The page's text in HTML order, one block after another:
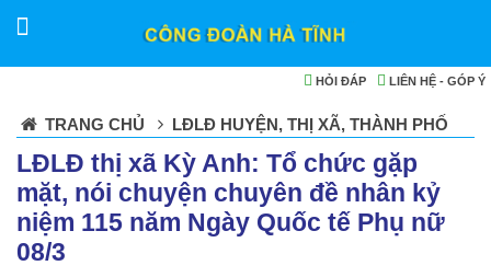
LIÊN HỆ - GÓP Ý
HỎI ĐÁP
TRANG CHỦ LĐLĐ HUYỆN, THỊ XÃ, THÀNH PHỐ
LĐLĐ thị xã Kỳ Anh: Tổ chức gặp
mặt, nói chuyện chuyên đề nhân kỷ
niệm 115 năm Ngày Quốc tế Phụ nữ
08/3